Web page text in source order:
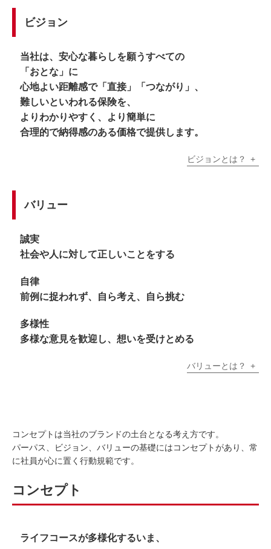
ビジョン
当社は、安心な暮らしを願うすべての
「おとな」に
心地よい距離感で「直接」「つながり」、
難しいといわれる保険を、
よりわかりやすく、より簡単に
合理的で納得感のある価格で提供します。
ビジョンとは？
バリュー
誠実
社会や人に対して正しいことをする
自律
前例に捉われず、自ら考え、自ら挑む
多様性
多様な意見を歓迎し、想いを受けとめる
バリューとは？
コンセプトは当社のブランドの土台となる考え方です。
パーパス、ビジョン、バリューの基礎にはコンセプトがあり、常
に社員が心に置く行動規範です。
コンセプト
ライフコースが多様化するいま、